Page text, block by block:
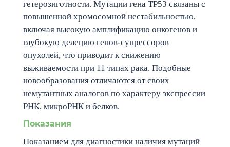
гетерозиготности. Мутации гена TP53 связаны с
повышенной хромосомной нестабильностью,
включая высокую амплификацию онкогенов и
глубокую делецию генов-супрессоров
опухолей, что приводит к снижению
выживаемости при 11 типах рака. Подобные
новообразования отличаются от своих
немутантных аналогов по характеру экспрессии
РНК, микроРНК и белков.
Показания
Показанием для диагностики наличия мутаций